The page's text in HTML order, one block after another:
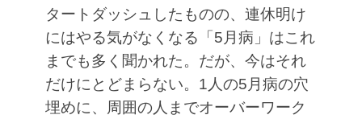
タートダッシュしたものの、連休明け
にはやる気がなくなる「5月病」はこれ
までも多く聞かれた。だが、今はそれ
だけにとどまらない。1人の5月病の穴
埋めに、周囲の人までオーバーワーク